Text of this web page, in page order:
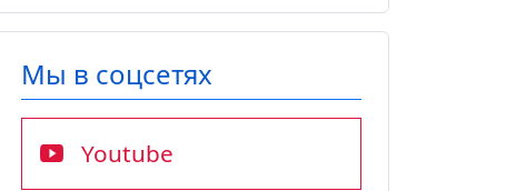
Мы в соцсетях
Youtube